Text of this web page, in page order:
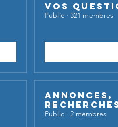
Vos
Public · 321 membres
Annonces,
Public · 2 membres